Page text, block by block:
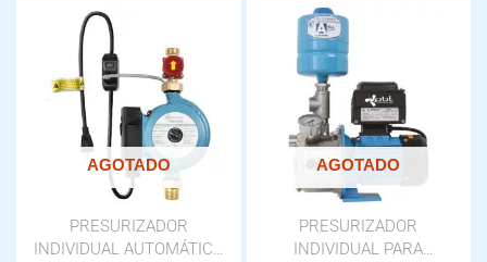
AGOTADO
PRESURIZADOR
INDIVIDUAL AUTOMÁTICO
AGOTADO
PRESURIZADOR
INDIVIDUAL PARA